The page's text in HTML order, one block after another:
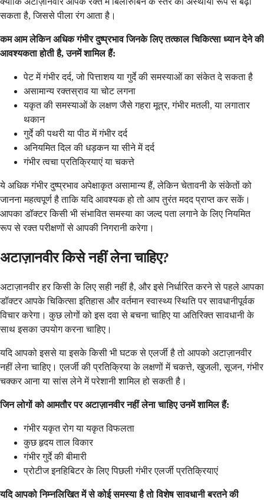
सकता है, जिससे पीला रंग आता है।
कम आम लेकिन अधिक गंभीर दुष्प्रभाव जिनके लिए तत्काल चिकित्सा ध्यान देने की
आवश्यकता होती है, उनमें शामिल हैं:
पेट में गंभीर दर्द, जो पित्ताशय या गुर्दे की समस्याओं का संकेत दे सकता है
असामान्य रक्तस्राव या चोट लगना
यकृत की समस्याओं के लक्षण जैसे गहरा मूत्र, गंभीर मतली, या लगातार
थकान
गुर्दे की पथरी या पीठ में गंभीर दर्द
अनियमित दिल की धड़कन या सीने में दर्द
गंभीर त्वचा प्रतिक्रियाएं या चकत्ते
ये अधिक गंभीर दुष्प्रभाव अपेक्षाकृत असामान्य हैं, लेकिन चेतावनी के संकेतों को
जानना महत्वपूर्ण है ताकि यदि आवश्यक हो तो आप तुरंत मदद प्राप्त कर सकें।
आपका डॉक्टर किसी भी संभावित समस्या का जल्द पता लगाने के लिए नियमित
रूप से रक्त परीक्षणों से आपकी निगरानी करेगा।
अटाज़ानवीर किसे नहीं लेना चाहिए?
अटाज़ानवीर हर किसी के लिए सही नहीं है, और इसे निर्धारित करने से पहले आपका
डॉक्टर आपके चिकित्सा इतिहास और वर्तमान स्वास्थ्य स्थिति पर सावधानीपूर्वक
विचार करेगा। कुछ लोगों को इस दवा से बचना चाहिए या अतिरिक्त सावधानी के
साथ इसका उपयोग करना चाहिए।
यदि आपको इससे या इसके किसी भी घटक से एलर्जी है तो आपको अटाज़ानवीर
नहीं लेना चाहिए। एलर्जी की प्रतिक्रिया के लक्षणों में चकत्ते, खुजली, सूजन, गंभीर
चक्कर आना या सांस लेने में परेशानी शामिल हो सकती है।
जिन लोगों को आमतौर पर अटाज़ानवीर नहीं लेना चाहिए उनमें शामिल हैं:
गंभीर यकृत रोग या यकृत विफलता
कुछ हृदय ताल विकार
गंभीर गुर्दे की बीमारी
प्रोटीज इनहिबिटर के लिए पिछली गंभीर एलर्जी प्रतिक्रियाएं
यदि आपको निम्नलिखित में से कोई समस्या है तो विशेष सावधानी बरतने की